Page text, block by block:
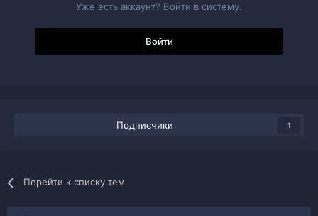
Уже есть аккаунт? Войти в систему.
Войти
Подписчики 1
Перейти к списку тем